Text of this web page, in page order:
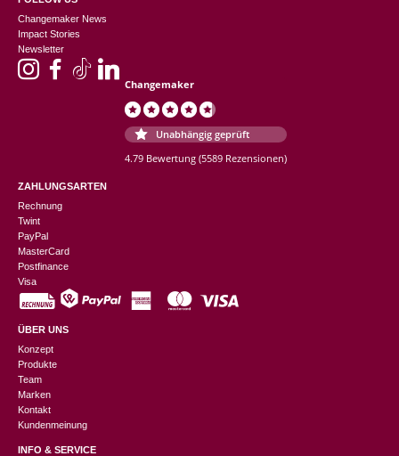
Changemaker News
Impact Stories
Newsletter
Changemaker
Unabhängig geprüft
4.79 Bewertung (5589 Rezensionen)
ZAHLUNGSARTEN
Rechnung
Twint
PayPal
MasterCard
Postfinance
Visa
ÜBER UNS
Konzept
Produkte
Team
Marken
Kontakt
Kundenmeinung
INFO & SERVICE